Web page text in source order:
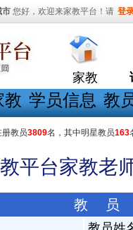
市 您好，欢迎来家教平台！请 登
家教
教 学员信息 教
教员3809名，其中明星教员163
平台家教老
教 员